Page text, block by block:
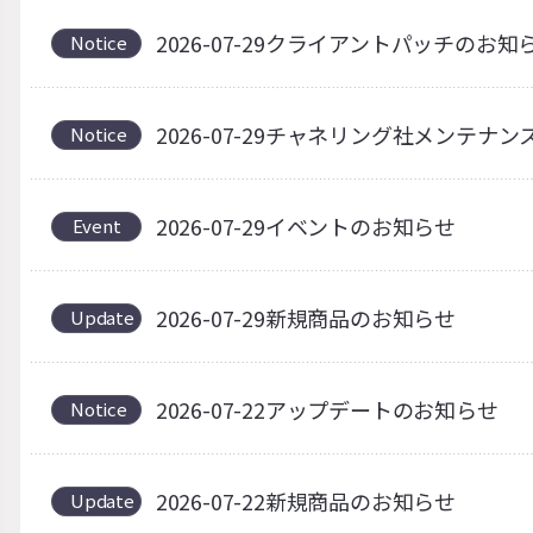
Notice 2026-07-29クライアントパッチのお知
Notice 2026-07-29チャネリング社メンテナン
Event 2026-07-29イベントのお知らせ
Update 2026-07-29新規商品のお知らせ
Notice 2026-07-22アップデートのお知らせ
Update 2026-07-22新規商品のお知らせ